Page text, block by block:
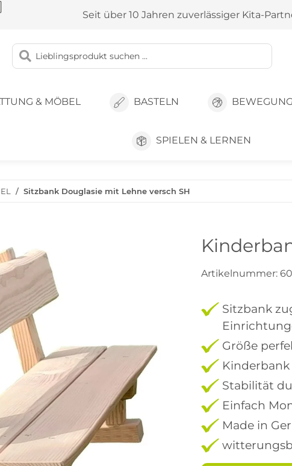
Seit über 10 Jahren zuverlässiger Kita-
& MÖBEL BASTELN
SPIELEN & LERNEN
Sitzbank Douglasie mit Lehne versch SH
Artikelnummer:
Sitzbank
Größe
Stabilität
Einfach
Made in